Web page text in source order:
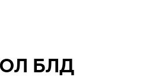
БЛД